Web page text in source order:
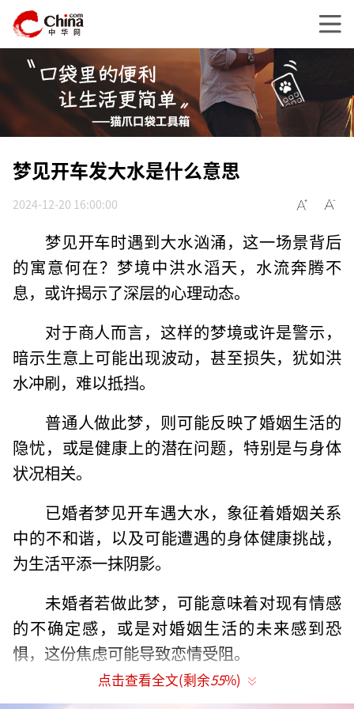
梦见开车发大水是什么意思
2024-12-20 16:00:00
梦见开车时遇到大水汹涌，这一场景背后
的寓意何在？梦境中洪水滔天，水流奔腾不
息，或许揭示了深层的心理动态。
对于商人而言，这样的梦境或许是警示，
暗示生意上可能出现波动，甚至损失，犹如洪
水冲刷，难以抵挡。
普通人做此梦，则可能反映了婚姻生活的
隐忧，或是健康上的潜在问题，特别是与身体
状况相关。
已婚者梦见开车遇大水，象征着婚姻关系
中的不和谐，以及可能遭遇的身体健康挑战，
为生活平添一抹阴影。
未婚者若做此梦，可能意味着对现有情感
的不确定感，或是对婚姻生活的未来感到恐
惧，这份焦虑可能导致恋情受阻。
职员梦见此景，工作状态起伏不定，但坚
点击查看全文(剩余55%)